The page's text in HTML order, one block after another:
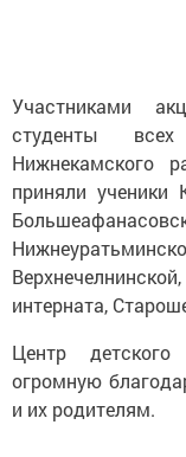
Участниками
студенты всех
Нижнекамского
приняли
интерната,
Центр
огромную
и их родителям.